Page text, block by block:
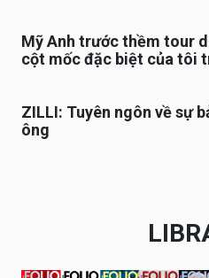
Mỹ Anh trước thềm tour
cột mốc đặc biệt của tôi
ZILLI: Tuyên ngôn về sự
ông